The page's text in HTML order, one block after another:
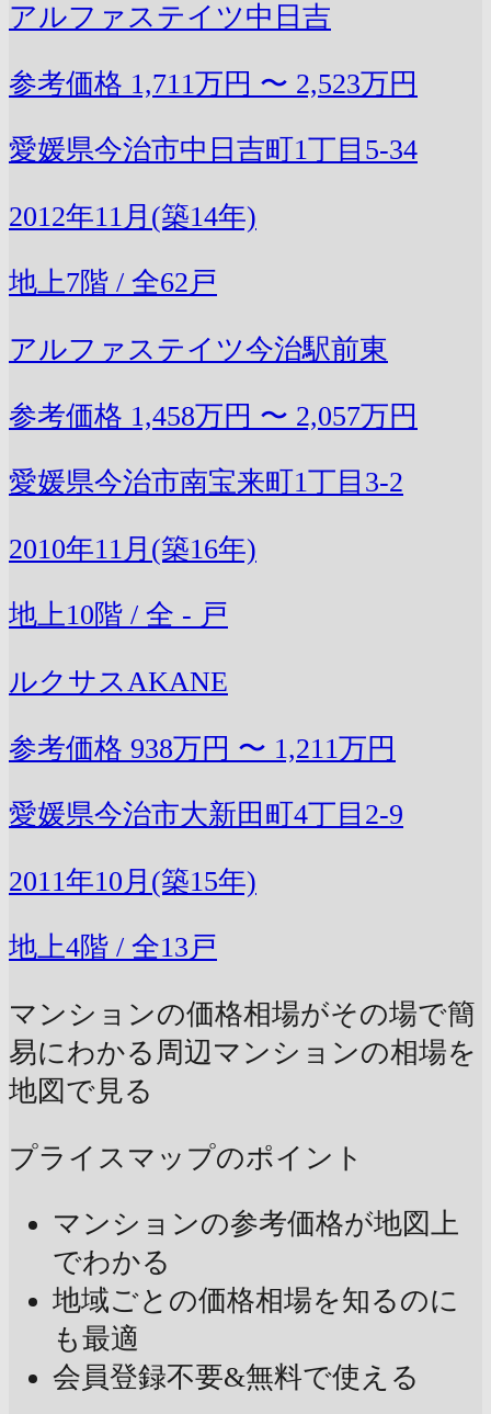
アルファステイツ中日吉
参考価格 1,711万円 〜 2,523万円
愛媛県今治市中日吉町1丁目5-34
2012年11月(築14年)
地上7階 / 全62戸
アルファステイツ今治駅前東
参考価格 1,458万円 〜 2,057万円
愛媛県今治市南宝来町1丁目3-2
2010年11月(築16年)
地上10階 / 全 - 戸
ルクサスAKANE
参考価格 938万円 〜 1,211万円
愛媛県今治市大新田町4丁目2-9
2011年10月(築15年)
地上4階 / 全13戸
マンションの価格相場がその場で簡
易にわかる 周辺マンションの相場を
地図で見る
プライスマップのポイント
マンションの参考価格が地図上
でわかる
地域ごとの価格相場を知るのに
も最適
会員登録不要&無料で使える